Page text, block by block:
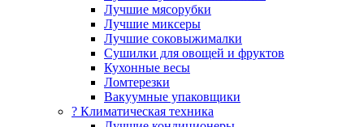
Лучшие мясорубки
Лучшие миксеры
Лучшие соковыжималки
Сушилки для овощей и фруктов
Кухонные весы
Ломтерезки
Вакуумные упаковщики
?️ Климатическая техника